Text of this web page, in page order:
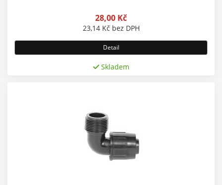
28,00 Kč
23,14 Kč bez DPH
Detail
Skladem